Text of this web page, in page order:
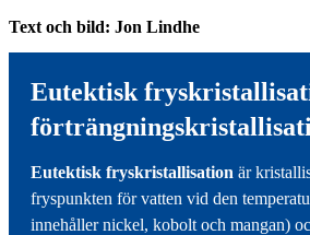
Text och bild: Jon Lindhe
Eutektisk
Eutektisk fryskristallisation är
fryspunkten för vatten vid den
innehåller nickel, kobolt och mangan)